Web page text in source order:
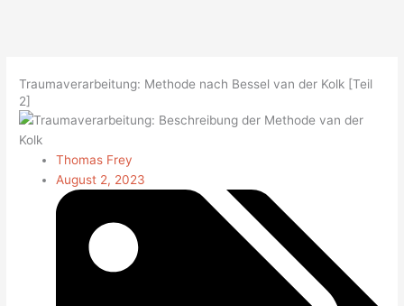
Traumaverarbeitung: Methode nach Bessel van der Kolk [Teil
2]
Thomas Frey
August 2, 2023